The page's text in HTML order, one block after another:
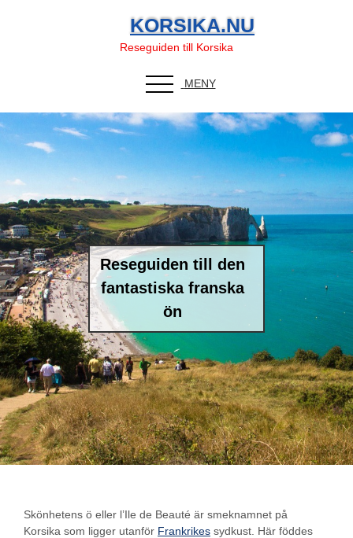
KORSIKA.NU
Reseguiden till Korsika
MENY
Reseguiden till den
fantastiska franska
ön
Skönhetens ö eller l’Ile de Beauté är smeknamnet på
Korsika som ligger utanför Frankrikes sydkust. Här föddes